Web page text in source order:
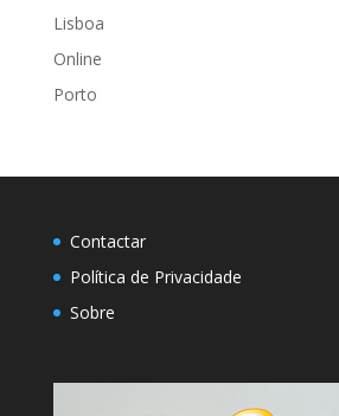
Lisboa
Online
Porto
Contactar
Política de Privacidade
Sobre